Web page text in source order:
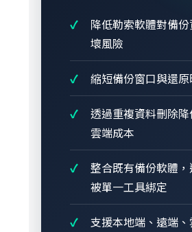
降低勒索軟體對備
壞風險
縮短備份窗口與還原
透過重複資料刪除
雲端成本
整合既有備份軟體，
被單一工具綁定
支援本地端、遠端